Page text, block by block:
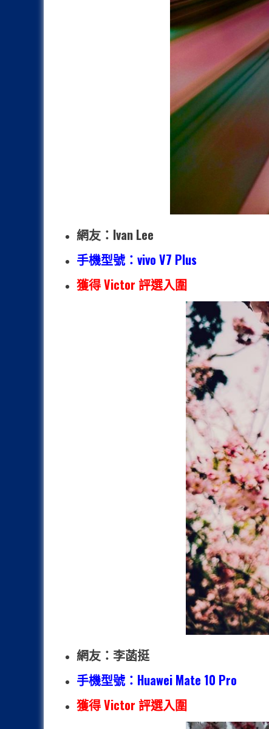
網友：Ivan Lee
手機型號：vivo V7 Plus
獲得 Victor 評選入圍
網友：李菡挺
手機型號：Huawei Mate 10 Pro
獲得 Victor 評選入圍